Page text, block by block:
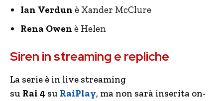
Ian Verdun è Xander McClure
Rena Owen è Helen
Siren in streaming e repliche
La serie è in live streaming
su Rai 4 su RaiPlay, ma non sarà inserita on-